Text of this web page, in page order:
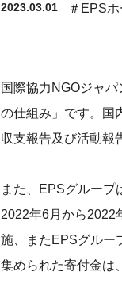
2023.03.01 ＃EPS
国際協力NGOジャ
の仕組み」です。国
収支報告及び活動報
また、EPSグループ
2022年6月から2022
施、またEPSグルー
集められた寄付金は